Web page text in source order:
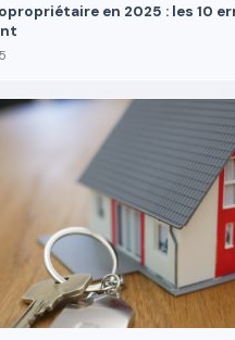
en 2025 : les 10